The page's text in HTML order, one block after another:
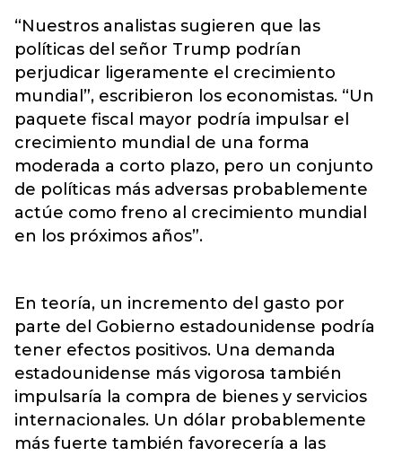
“Nuestros analistas sugieren que las
políticas del señor Trump podrían
perjudicar ligeramente el crecimiento
mundial”, escribieron los economistas. “Un
paquete fiscal mayor podría impulsar el
crecimiento mundial de una forma
moderada a corto plazo, pero un conjunto
de políticas más adversas probablemente
actúe como freno al crecimiento mundial
en los próximos años”.
En teoría, un incremento del gasto por
parte del Gobierno estadounidense podría
tener efectos positivos. Una demanda
estadounidense más vigorosa también
impulsaría la compra de bienes y servicios
internacionales. Un dólar probablemente
más fuerte también favorecería a las